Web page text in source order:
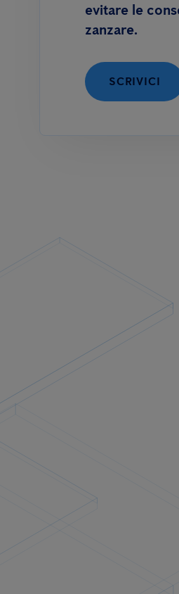
evitare le
zanzare.
SCRIVICI